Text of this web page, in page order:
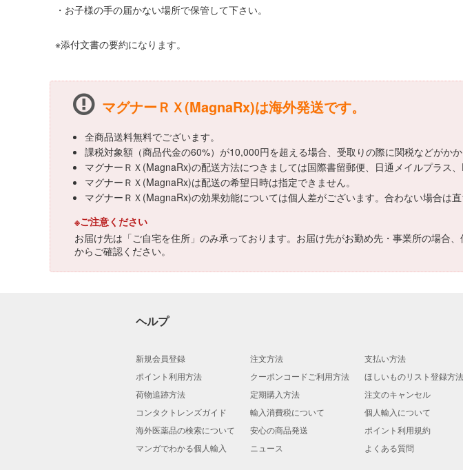
・お子様の手の届かない場所で保管して下さい。
※添付文書の要約になります。
マグナーＲＸ(MagnaRx)は海外発送です。
全商品送料無料でございます。
課税対象額（商品代金の60%）が10,000円を超える場合、受取りの際に関税などがかか
マグナーＲＸ(MagnaRx)の配送方法につきましては国際書留郵便、日通メイルプラス、
マグナーＲＸ(MagnaRx)は配送の希望日時は指定できません。
マグナーＲＸ(MagnaRx)の効果効能については個人差がございます。合わない場合は
※ご注意ください
お届け先は「ご自宅を住所」のみ承っております。お届け先がお勤め先・事業所の場合
からご確認ください。
ヘルプ
新規会員登録 注文方法 支払い方法
ポイント利用方法
クーポンコードご利用方法 ほしいものリスト登録方法
荷物追跡方法
定期購入方法 注文のキャンセル
コンタクトレンズガイド
輸入消費税について 個人輸入について
海外医薬品の検索について
安心の商品発送 ポイント利用規約
マンガでわかる個人輸入
ニュース よくある質問